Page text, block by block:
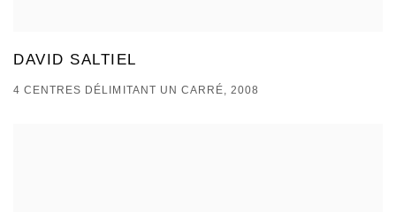
DAVID SALTIEL
4 CENTRES DÉLIMITANT UN CARRÉ, 2008